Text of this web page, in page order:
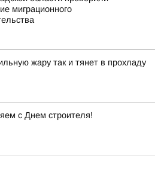
миграционного
жару так и тянет в прохладу
с Днем строителя!